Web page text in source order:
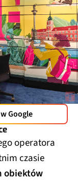
Google
operatora
czasie
obiektów